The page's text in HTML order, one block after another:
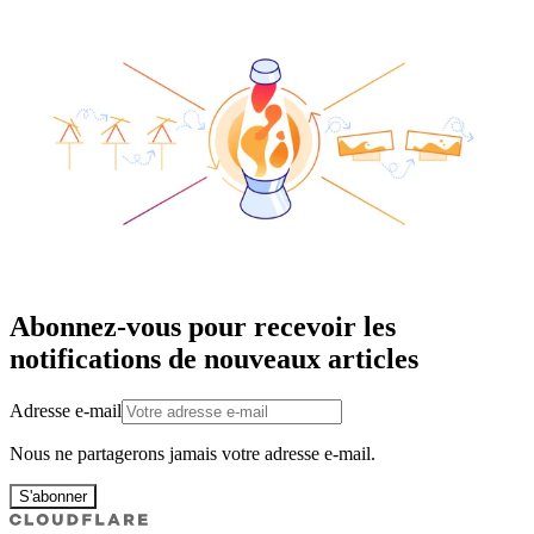
Abonnez-vous pour recevoir les
notifications de nouveaux articles
Adresse e-mail
Nous ne partagerons jamais votre adresse e-mail.
S'abonner